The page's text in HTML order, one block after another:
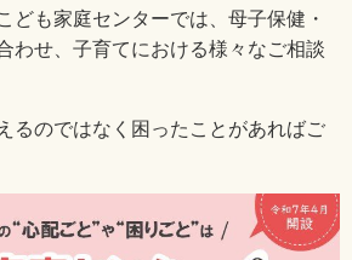
ども家庭センターでは、母子保健・
わせ、子育てにおける様々なご相談
るのではなく困ったことがあればご